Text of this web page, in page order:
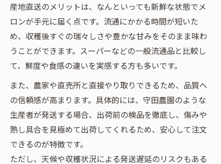
ギフト用メロンの時期と選び方を解説
富良野メロン通販で安心ギフト選定法
北海道メロンの贈り物が人気な理由とは
通販で失敗しない富良野メロンの時期＆保存法
メロン通販で失敗しない保存方法とは
富良野メロンを長持ちさせる保存ポイント
通販でおすすめの富良野メロン時期解説
メロンの美味しさを保つ保存術を紹介
産地直送のメリットは、なんといっても新鮮な状態でメ
ロンが手元に届く点です。流通にかかる時間が短いた
め、収穫後すぐの瑞々しさや豊かな甘みをそのまま味わ
うことができます。スーパーなどの一般流通品と比較し
て、鮮度や食感の違いを実感する方も多いです。
また、農家や直売所と直接やり取りできるため、品質へ
の信頼感が高まります。具体的には、守田農園のような
生産者が発送する場合、出荷前の検品を徹底し、傷みや
熟し具合を見極めて出荷してくれるため、安心して注文
できるのが特徴です。
ただし、天候や収穫状況による発送遅延のリスクもある